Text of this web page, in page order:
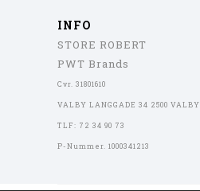
INFO
STORE ROBERT
PWT Brands
Cvr. 31801610
VALBY LANGGADE 34 2500 VALBY
TLF: 72 34 90 73
P-Nummer. 1000341213